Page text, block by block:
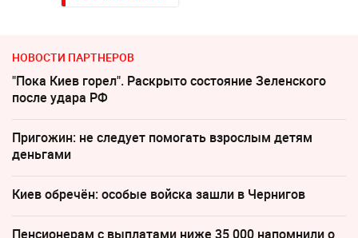
НОВОСТИ ПАРТНЕРОВ
"Пока Киев горел". Раскрыто состояние Зеленского
после удара РФ
Пригожин: не следует помогать взрослым детям
деньгами
Киев обречён: особые войска зашли в Чернигов
Пенсионерам с выплатами ниже 35 000 напомнили о